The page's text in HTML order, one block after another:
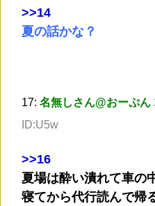
>>14
夏の話かな？
17: 名無しさん@おーぷん
ID:U5w
>>16
夏場は酔い潰れて車の
寝てから代行読んで帰